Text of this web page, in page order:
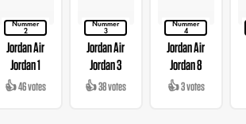
Nummer
2
Jordan Air
Jordan 1
👍 46 votes
Nummer
3
Jordan Air
Jordan 3
👍 38 votes
Nummer
4
Jordan Air
Jordan 8
👍 3 votes